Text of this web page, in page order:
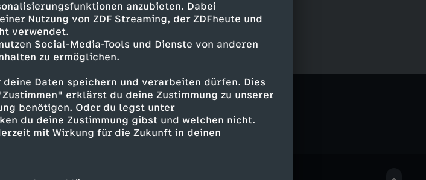
anzubieten. Dabei
Nutzung von ZDF Streaming, der ZDFheute und
verwendet.
Social-Media-Tools und Dienste von anderen
zu ermöglichen.
Daten speichern und verarbeiten dürfen. Dies
erklärst du deine Zustimmung zu unserer
benötigen. Oder du legst unter
du deine Zustimmung gibst und welchen nicht.
mit Wirkung für die Zukunft in deinen
phoenix vor ort